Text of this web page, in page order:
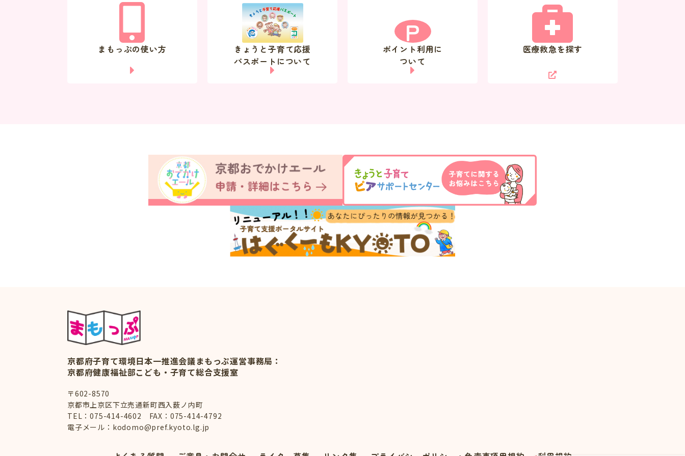
まもっぷの使い方
きょうと子育て応援
パスポートについて
P
ポイント利用に
ついて
医療救急を探す
京都府子育て環境日本一推進会議まもっぷ運営事務局：
京都府健康福祉部こども・子育て総合支援室
〒602-8570
京都市上京区下立売通新町西入薮ノ内町
TEL：075-414-4602 FAX：075-414-4792
電子メール： kodomo@pref.kyoto.lg.jp